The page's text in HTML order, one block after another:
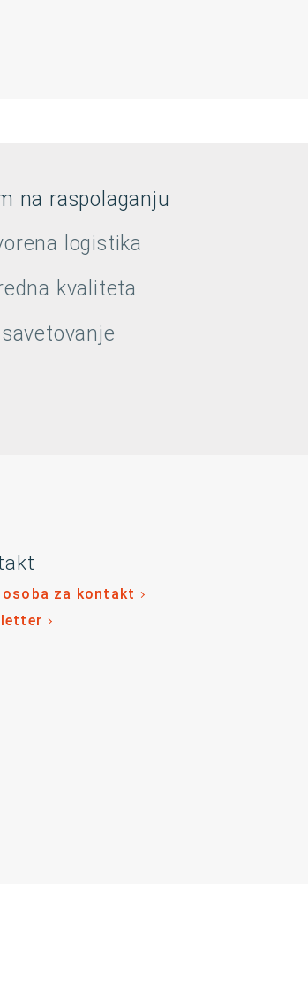
na raspolaganju
logistika
kvaliteta
osoba za kontakt